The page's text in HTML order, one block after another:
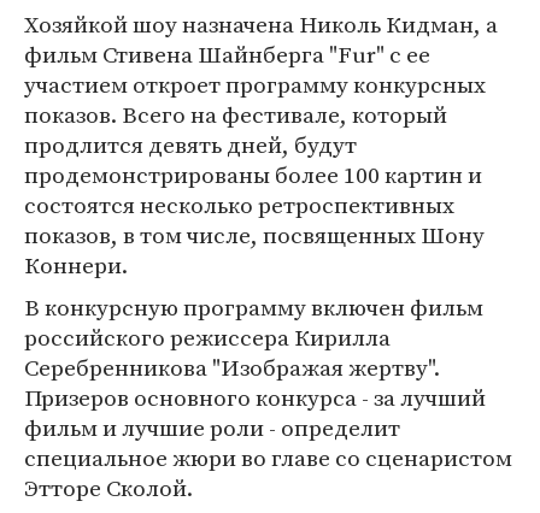
Хозяйкой шоу назначена Николь Кидман, а
фильм Стивена Шайнберга "Fur" с ее
участием откроет программу конкурсных
показов. Всего на фестивале, который
продлится девять дней, будут
продемонстрированы более 100 картин и
состоятся несколько ретроспективных
показов, в том числе, посвященных Шону
Коннери.
В конкурсную программу включен фильм
российского режиссера Кирилла
Серебренникова "Изображая жертву".
Призеров основного конкурса - за лучший
фильм и лучшие роли - определит
специальное жюри во главе со сценаристом
Этторе Сколой.